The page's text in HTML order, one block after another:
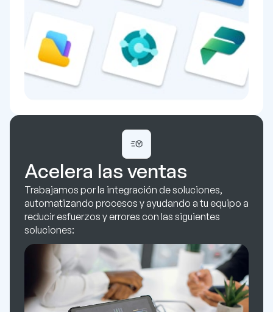
Acelera las ventas
Trabajamos por la integración de soluciones,
automatizando procesos y ayudando a tu equipo a
reducir esfuerzos y errores con las siguientes
soluciones: